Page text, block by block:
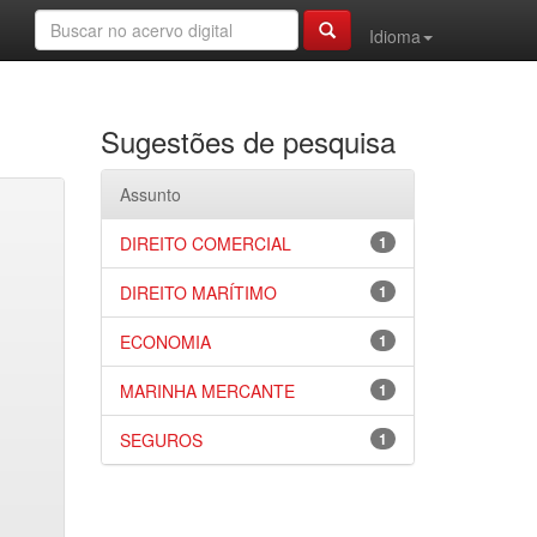
Idioma
Sugestões de pesquisa
Assunto
1
DIREITO COMERCIAL
1
DIREITO MARÍTIMO
1
ECONOMIA
1
MARINHA MERCANTE
1
SEGUROS